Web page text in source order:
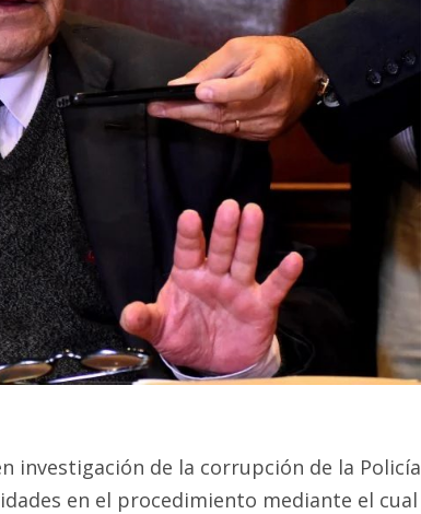
investigación de la corrupción de la Policía
en el procedimiento mediante el cual